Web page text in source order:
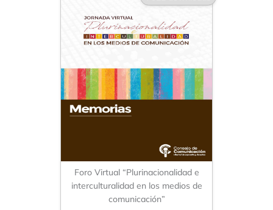
Foro Virtual “Plurinacionalidad e
interculturalidad en los medios de
comunicación”